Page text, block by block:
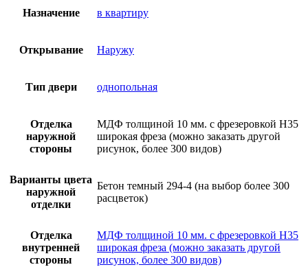
Назначение в квартиру
Открывание Наружу
Тип двери однопольная
Отделка
наружной
стороны
МДФ толщиной 10 мм. с фрезеровкой H35
широкая фреза (можно заказать другой
рисунок, более 300 видов)
Варианты цвета
наружной
отделки
Бетон темный 294-4 (на выбор более 300
расцветок)
Отделка
внутренней
стороны
МДФ толщиной 10 мм. с фрезеровкой H35
широкая фреза (можно заказать другой
рисунок, более 300 видов)